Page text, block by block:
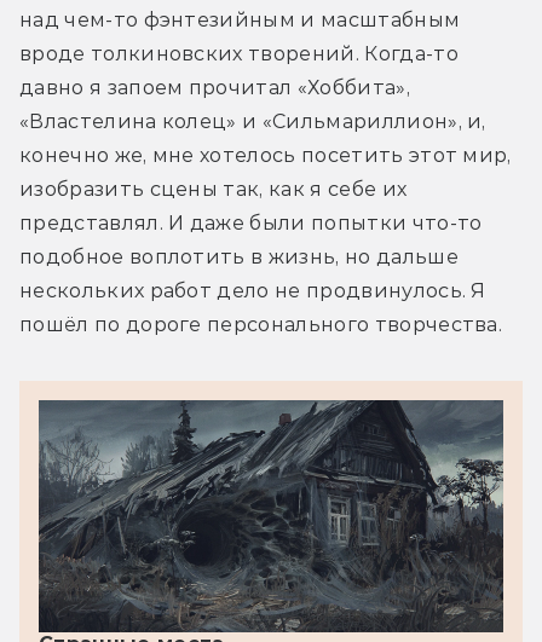
над чем-то фэнтезийным и масштабным
вроде толкиновских творений. Когда-то
давно я запоем прочитал «Хоббита»,
«Властелина колец» и «Сильмариллион», и,
конечно же, мне хотелось посетить этот мир,
изобразить сцены так, как я себе их
представлял. И даже были попытки что-то
подобное воплотить в жизнь, но дальше
нескольких работ дело не продвинулось. Я
пошёл по дороге персонального творчества.